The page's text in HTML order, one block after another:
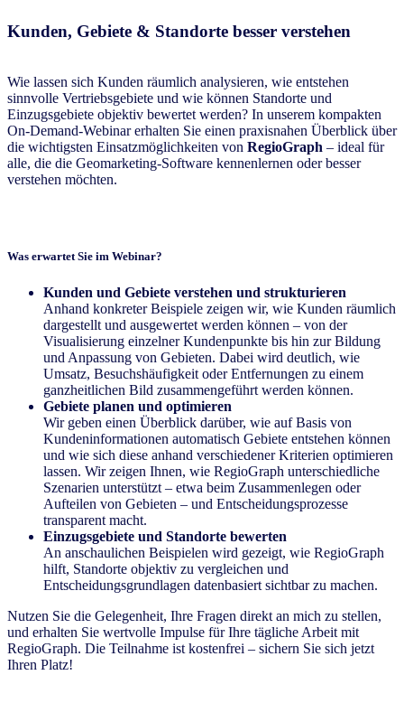
Kunden, Gebiete & Standorte besser verstehen
Wie lassen sich Kunden räumlich analysieren, wie entstehen
sinnvolle Vertriebsgebiete und wie können Standorte und
Einzugsgebiete objektiv bewertet werden? In unserem kompakten
On-Demand-Webinar erhalten Sie einen praxisnahen Überblick über
die wichtigsten Einsatzmöglichkeiten von RegioGraph – ideal für
alle, die die Geomarketing-Software kennenlernen oder besser
verstehen möchten.
Was erwartet Sie im Webinar?
Kunden und Gebiete verstehen und strukturieren
Anhand konkreter Beispiele zeigen wir, wie Kunden räumlich
dargestellt und ausgewertet werden können – von der
Visualisierung einzelner Kundenpunkte bis hin zur Bildung
und Anpassung von Gebieten. Dabei wird deutlich, wie
Umsatz, Besuchshäufigkeit oder Entfernungen zu einem
ganzheitlichen Bild zusammengeführt werden können.
Gebiete planen und optimieren
Wir geben einen Überblick darüber, wie auf Basis von
Kundeninformationen automatisch Gebiete entstehen können
und wie sich diese anhand verschiedener Kriterien optimieren
lassen. Wir zeigen Ihnen, wie RegioGraph unterschiedliche
Szenarien unterstützt – etwa beim Zusammenlegen oder
Aufteilen von Gebieten – und Entscheidungsprozesse
transparent macht.
Einzugsgebiete und Standorte bewerten
An anschaulichen Beispielen wird gezeigt, wie RegioGraph
hilft, Standorte objektiv zu vergleichen und
Entscheidungsgrundlagen datenbasiert sichtbar zu machen.
Nutzen Sie die Gelegenheit, Ihre Fragen direkt an mich zu stellen,
und erhalten Sie wertvolle Impulse für Ihre tägliche Arbeit mit
RegioGraph. Die Teilnahme ist kostenfrei – sichern Sie sich jetzt
Ihren Platz!